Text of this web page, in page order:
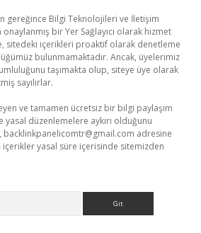
gereğince Bilgi Teknolojileri ve İletişim
bir Yer Sağlayıcı olarak hizmet
sitedeki içerikleri proaktif olarak denetleme
bulunmamaktadır. Ancak, üyelerimiz
taşımakta olup, siteye üye olarak
sayılırlar.
ve tamamen ücretsiz bir bilgi paylaşım
düzenlemelere aykırı olduğunu
backlinkpanelicomtr@gmail.com adresine
yasal süre içerisinde sitemizden